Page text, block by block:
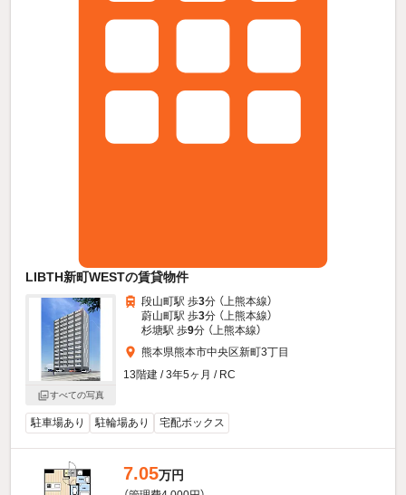
LIBTH新町WESTの賃貸物件
すべての写真
段山町駅 歩3分 （上熊本線）
蔚山町駅 歩3分 （上熊本線）
杉塘駅 歩9分 （上熊本線）
熊本県熊本市中央区新町3丁目
13階建 / 3年5ヶ月 / RC
駐車場あり 駐輪場あり 宅配ボックス
7.05万円